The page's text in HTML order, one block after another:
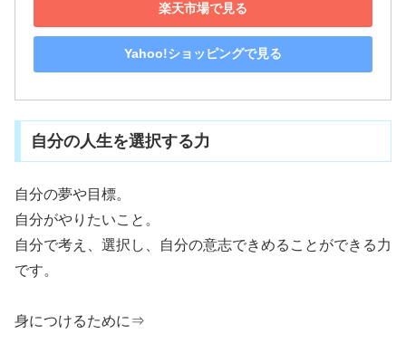
楽天市場で見る
Yahoo!ショッピングで見る
自分の人生を選択する力
自分の夢や目標。
自分がやりたいこと。
自分で考え、選択し、自分の意志できめることができる力
です。
身につけるために⇒